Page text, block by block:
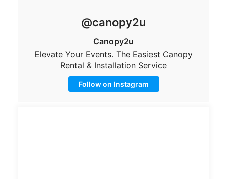
@canopy2u
Canopy2u
Elevate Your Events. The Easiest Canopy
Rental & Installation Service
Follow on Instagram